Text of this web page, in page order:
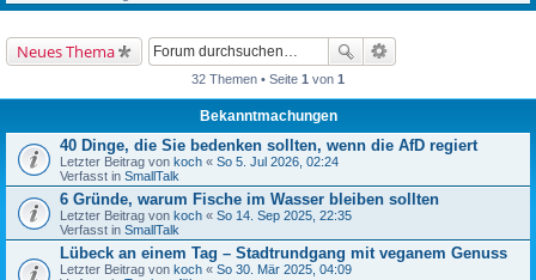
Neues Thema
32 Themen • Seite 1 von 1
Bekanntmachungen
40 Dinge, die Sie bedenken sollten, wenn die AfD regiert
Letzter Beitrag von koch « So 5. Jul 2026, 02:24
Verfasst in SmallTalk
6 Gründe, warum Fische im Wasser bleiben sollten
Letzter Beitrag von koch « So 14. Sep 2025, 22:35
Verfasst in SmallTalk
Lübeck an einem Tag – Stadtrundgang mit veganem Genuss
Letzter Beitrag von koch « So 30. Mär 2025, 04:09